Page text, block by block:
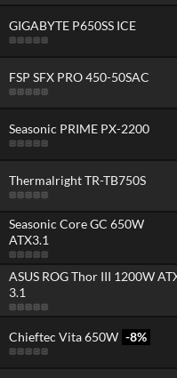
GIGABYTE P650SS ICE
FSP SFX PRO 450-50SAC
Seasonic PRIME PX-2200
Thermalright TR-TB750S
Seasonic Core GC 650W
ATX3.1
ASUS ROG Thor III 1200W
3.1
Chieftec Vita 650W -8%